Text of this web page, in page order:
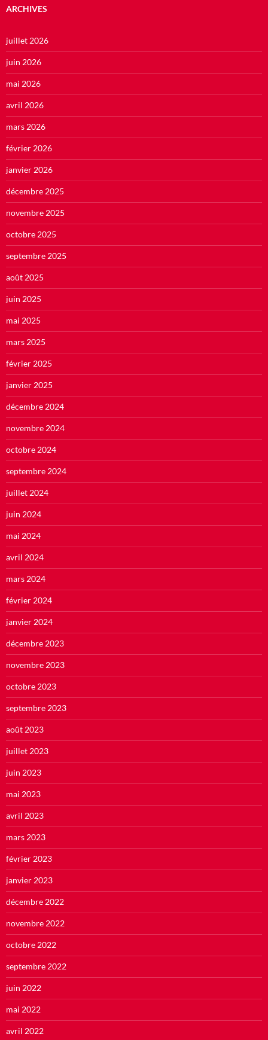
ARCHIVES
juillet 2026
juin 2026
mai 2026
avril 2026
mars 2026
février 2026
janvier 2026
décembre 2025
novembre 2025
octobre 2025
septembre 2025
août 2025
juin 2025
mai 2025
mars 2025
février 2025
janvier 2025
décembre 2024
novembre 2024
octobre 2024
septembre 2024
juillet 2024
juin 2024
mai 2024
avril 2024
mars 2024
février 2024
janvier 2024
décembre 2023
novembre 2023
octobre 2023
septembre 2023
août 2023
juillet 2023
juin 2023
mai 2023
avril 2023
mars 2023
février 2023
janvier 2023
décembre 2022
novembre 2022
octobre 2022
septembre 2022
juin 2022
mai 2022
avril 2022